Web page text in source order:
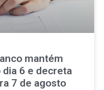
mantém
6 e decreta
7 de agosto